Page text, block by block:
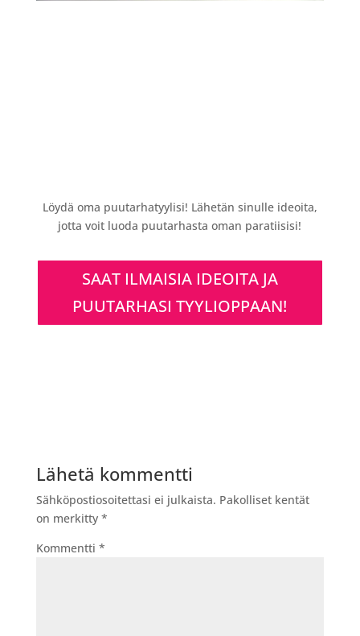
Löydä oma puutarhatyylisi! Lähetän sinulle ideoita,
jotta voit luoda puutarhasta oman paratiisisi!
SAAT ILMAISIA IDEOITA JA
PUUTARHASI TYYLIOPPAAN!
Lähetä kommentti
Sähköpostiosoitettasi ei julkaista. Pakolliset kentät
on merkitty *
Kommentti *